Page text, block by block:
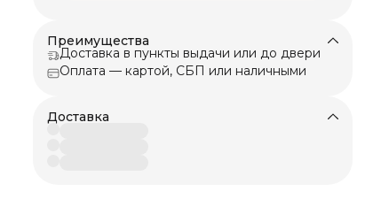
Преимущества
Доставка в пункты выдачи или до двери
Оплата — картой, СБП или наличными
Доставка